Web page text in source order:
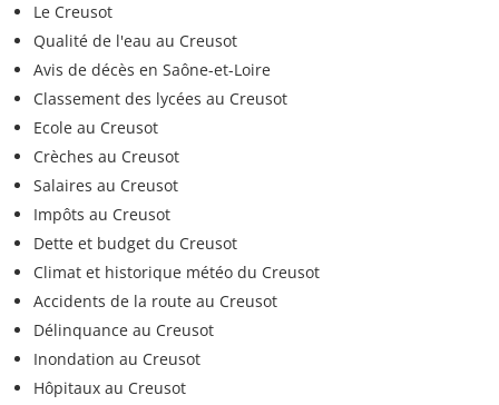
Le Creusot
Qualité de l'eau au Creusot
Avis de décès en Saône-et-Loire
Classement des lycées au Creusot
Ecole au Creusot
Crèches au Creusot
Salaires au Creusot
Impôts au Creusot
Dette et budget du Creusot
Climat et historique météo du Creusot
Accidents de la route au Creusot
Délinquance au Creusot
Inondation au Creusot
Hôpitaux au Creusot